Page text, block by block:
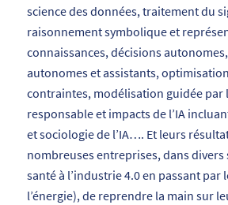
science des données, traitement du
raisonnement symbolique et
connaissances, décisions
autonomes et assistants,
contraintes, modélisation guidée par
responsable et impacts de l’IA
et sociologie de l’IA…. Et leurs
nombreuses entreprises, dans divers
santé à l’industrie 4.0 en passant par
l’énergie), de reprendre la main sur